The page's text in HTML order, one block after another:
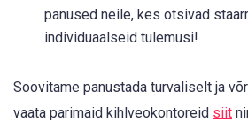
panused neile, kes otsivad
individuaalseid tulemusi!
Soovitame panustada turvaliselt ja
vaata parimaid kihlveokontoreid siit